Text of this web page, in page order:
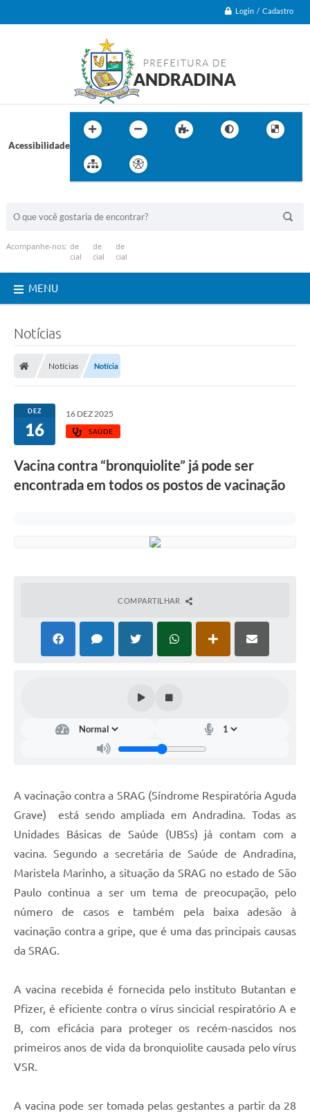
Login / Cadastro
Acessibilidade
Acompanhe-nos:
MENU
Notícias
Notícias Notícia
DEZ
16
16 DEZ 2025
SAÚDE
Vacina contra “bronquiolite” já pode ser
encontrada em todos os postos de vacinação
COMPARTILHAR
A vacinação contra a SRAG (Síndrome Respiratória Aguda
Grave) está sendo ampliada em Andradina. Todas as
Unidades Básicas de Saúde (UBSs) já contam com a
vacina. Segundo a secretária de Saúde de Andradina,
Maristela Marinho, a situação da SRAG no estado de São
Paulo continua a ser um tema de preocupação, pelo
número de casos e também pela baixa adesão à
vacinação contra a gripe, que é uma das principais causas
da SRAG.
A vacina recebida é fornecida pelo instituto Butantan e
Pfizer, é eficiente contra o vírus sincicial respiratório A e
B, com eficácia para proteger os recém-nascidos nos
primeiros anos de vida da bronquiolite causada pelo vírus
VSR.
A vacina pode ser tomada pelas gestantes a partir da 28